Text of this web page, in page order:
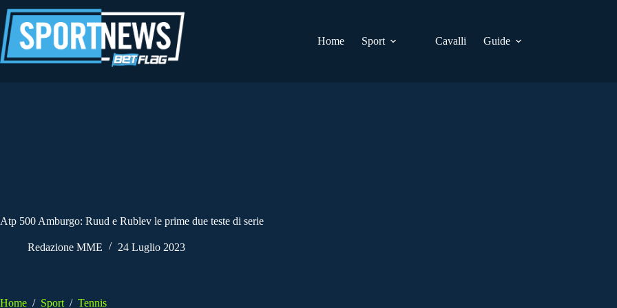
al
contenuto
Home
Sport Cavalli Guide
Atp 500 Amburgo: Ruud e Rublev le prime due teste di serie
Redazione MME 24 Luglio 2023
Home / Sport / Tennis